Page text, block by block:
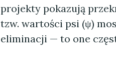
projekty pokazują
tzw. wartości psi (ψ)
eliminacji — to one